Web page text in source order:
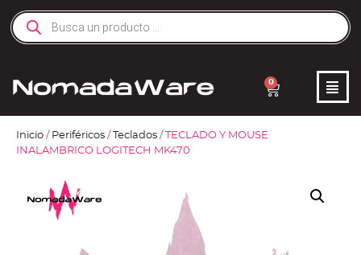
0
Inicio / Periféricos / Teclados / TECLADO Y MOUSE
INALAMBRICO LOGITECH MK470